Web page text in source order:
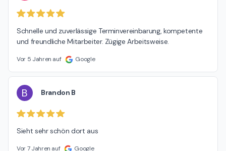
Schnelle und zuverlässige Terminvereinbarung, kompetente
und freundliche Mitarbeiter. Zügige Arbeitsweise.
Vor 5 Jahren auf Google
B Brandon B
Sieht sehr schön dort aus
Vor 7 Jahren auf Google